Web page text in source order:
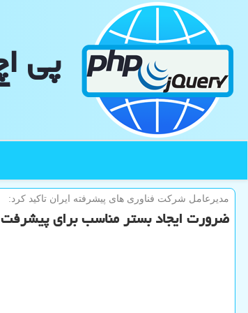
پی
مدیرعامل شركت فناوری های پیشرفته ایران تاكید كرد:
ضرورت ایجاد بستر مناسب برای